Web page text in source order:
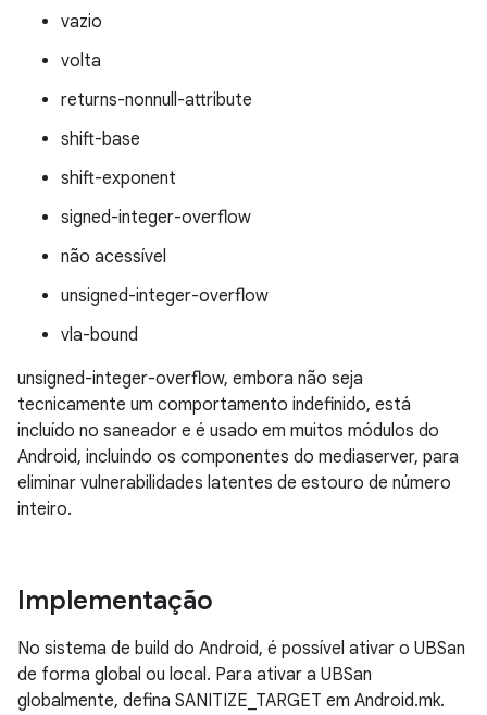
vazio
volta
returns-nonnull-attribute
shift-base
shift-exponent
signed-integer-overflow
não acessível
unsigned-integer-overflow
vla-bound
unsigned-integer-overflow, embora não seja
tecnicamente um comportamento indefinido, está
incluído no saneador e é usado em muitos módulos do
Android, incluindo os componentes do mediaserver, para
eliminar vulnerabilidades latentes de estouro de número
inteiro.
Implementação
No sistema de build do Android, é possível ativar o UBSan
de forma global ou local. Para ativar a UBSan
globalmente, defina SANITIZE_TARGET em Android.mk.